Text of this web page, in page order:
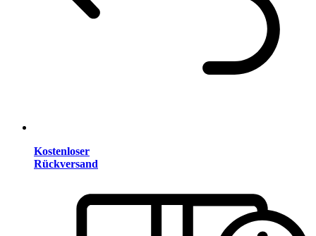
Kostenloser
Rückversand